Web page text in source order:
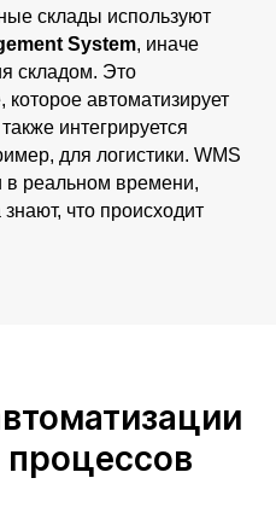
склады используют
System, иначе
складом. Это
автоматизирует
интегрируется
для логистики. WMS
в реальном времени,
что происходит
процессов